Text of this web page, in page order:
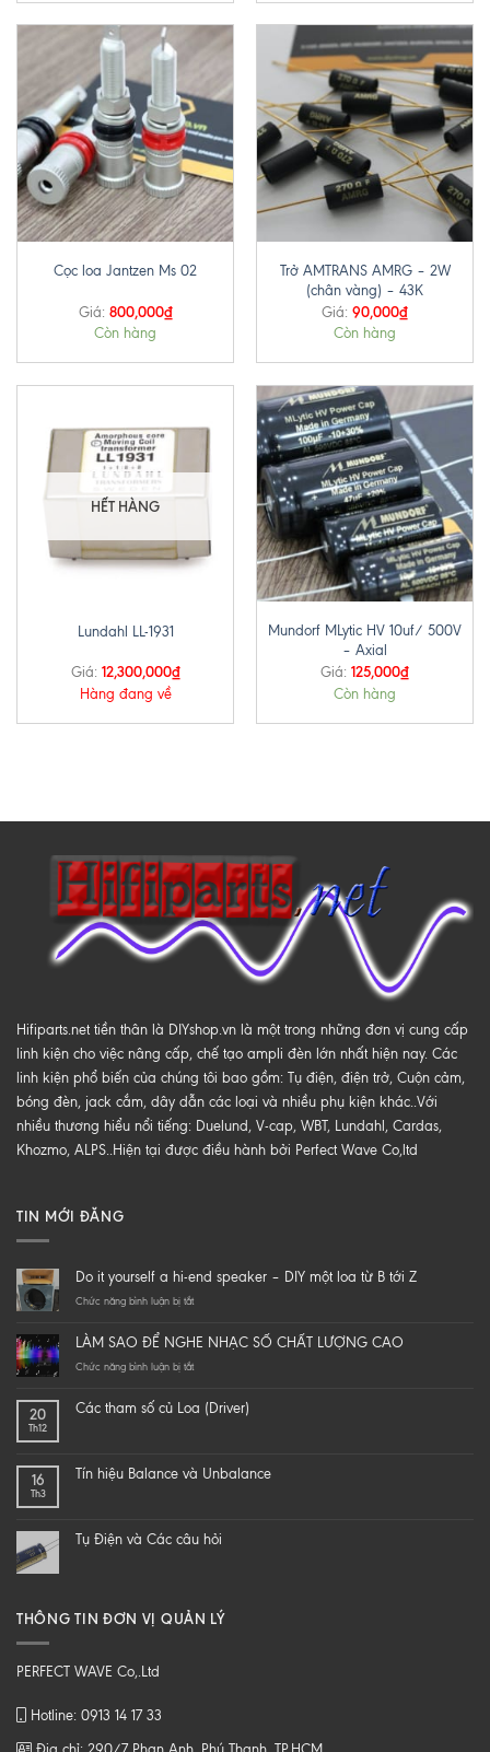
Cọc loa Jantzen Ms 02
Giá: 800,000₫
Còn hàng
Trở AMTRANS AMRG – 2W
(chân vàng) – 43K
Giá: 90,000₫
Còn hàng
HẾT HÀNG
Lundahl LL-1931
Giá: 12,300,000₫
Hàng đang về
Mundorf MLytic HV 10uf/ 500V
– Axial
Giá: 125,000₫
Còn hàng
Hifiparts.net tiền thân là DIYshop.vn là một trong những đơn vị cung cấp
linh kiện cho việc nâng cấp, chế tạo ampli đèn lớn nhất hiện nay. Các
linh kiện phổ biến của chúng tôi bao gồm: Tụ điện, điện trở, Cuộn cảm,
bóng đèn, jack cắm, dây dẫn các loại và nhiều phụ kiện khác..Với
nhiều thương hiểu nổi tiếng: Duelund, V-cap, WBT, Lundahl, Cardas,
Khozmo, ALPS..Hiện tại được điều hành bởi Perfect Wave Co,ltd
TIN MỚI ĐĂNG
Do it yourself a hi-end speaker – DIY một loa từ B tới Z
Chức năng bình luận bị tắtở
yourself
a
speaker
loa
Z
LÀM SAO ĐỂ NGHE NHẠC SỐ CHẤT LƯỢNG CAO
Chức năng bình luận bị tắtở
ĐỂ
CHẤT
20
Th12
Các tham số củ Loa (Driver)
16
Th3
Tín hiệu Balance và Unbalance
Tụ Điện và Các câu hỏi
THÔNG TIN ĐƠN VỊ QUẢN LÝ
PERFECT WAVE Co,.Ltd
Hotline: 0913 14 17 33